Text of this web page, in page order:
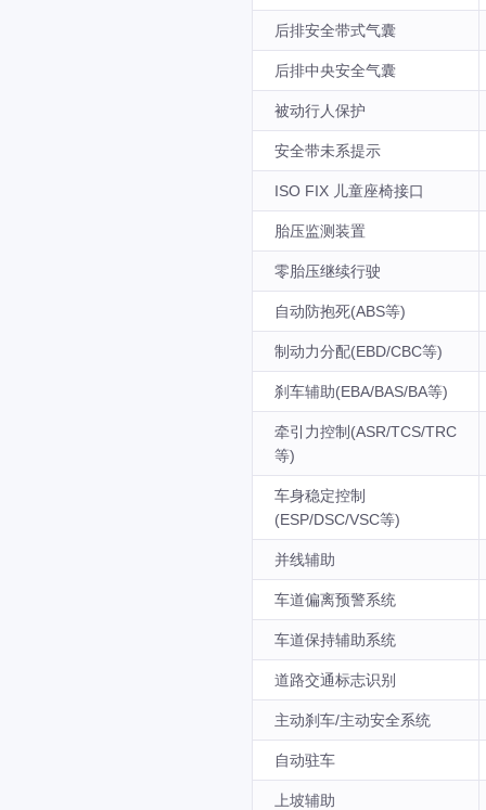
后排安全带式气囊
后排中央安全气囊
被动行人保护
安全带未系提示
ISO FIX 儿童座椅接口
胎压监测装置
零胎压继续行驶
自动防抱死(ABS等)
制动力分配(EBD/CBC等)
刹车辅助(EBA/BAS/BA等)
牵引力控制(ASR/TCS/TRC
等)
车身稳定控制
(ESP/DSC/VSC等)
并线辅助
车道偏离预警系统
车道保持辅助系统
道路交通标志识别
主动刹车/主动安全系统
自动驻车
上坡辅助